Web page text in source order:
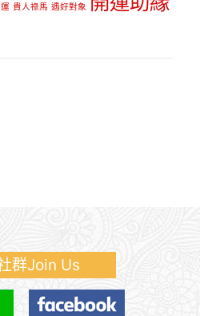
貴人祿馬 遇好對象
群Join Us